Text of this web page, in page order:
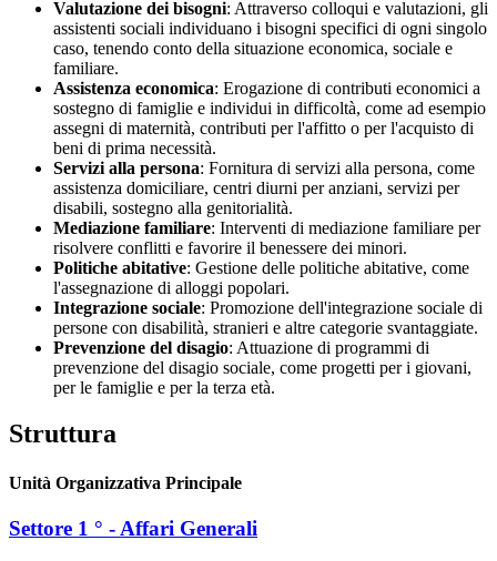
Valutazione dei bisogni: Attraverso colloqui e valutazioni, gli
assistenti sociali individuano i bisogni specifici di ogni singolo
caso, tenendo conto della situazione economica, sociale e
familiare.
Assistenza economica: Erogazione di contributi economici a
sostegno di famiglie e individui in difficoltà, come ad esempio
assegni di maternità, contributi per l'affitto o per l'acquisto di
beni di prima necessità.
Servizi alla persona: Fornitura di servizi alla persona, come
assistenza domiciliare, centri diurni per anziani, servizi per
disabili, sostegno alla genitorialità.
Mediazione familiare: Interventi di mediazione familiare per
risolvere conflitti e favorire il benessere dei minori.
Politiche abitative: Gestione delle politiche abitative, come
l'assegnazione di alloggi popolari.
Integrazione sociale: Promozione dell'integrazione sociale di
persone con disabilità, stranieri e altre categorie svantaggiate.
Prevenzione del disagio: Attuazione di programmi di
prevenzione del disagio sociale, come progetti per i giovani,
per le famiglie e per la terza età.
Struttura
Unità Organizzativa Principale
Settore 1 ° - Affari Generali